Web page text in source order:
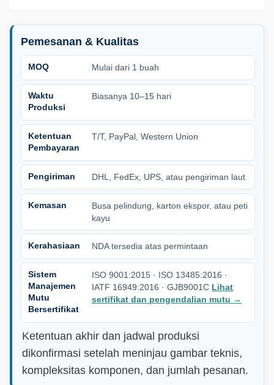
Pemesanan & Kualitas
MOQ Mulai dari 1 buah
Waktu
Produksi
Biasanya 10–15 hari
Ketentuan
Pembayaran
T/T, PayPal, Western Union
Pengiriman DHL, FedEx, UPS, atau pengiriman laut
Kemasan
Busa pelindung, karton ekspor, atau peti
kayu
Kerahasiaan NDA tersedia atas permintaan
Sistem
Manajemen
Mutu
Bersertifikat
ISO 9001:2015 · ISO 13485:2016 ·
IATF 16949:2016 · GJB9001C Lihat
sertifikat dan pengendalian mutu →
Ketentuan akhir dan jadwal produksi
dikonfirmasi setelah meninjau gambar teknis,
kompleksitas komponen, dan jumlah pesanan.